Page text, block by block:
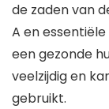
de zaden van
A en
een gezonde
veelzijdig en
gebruikt.